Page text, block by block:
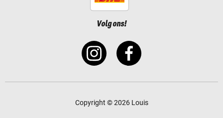
Volg ons!
Copyright © 2026 Louis